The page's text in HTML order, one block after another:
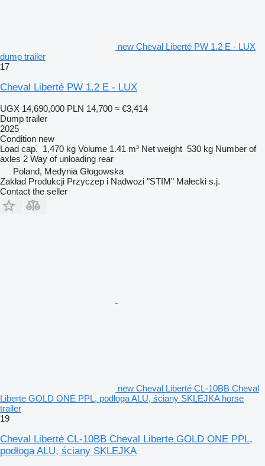
new Cheval Liberté PW 1.2 E - LUX
dump trailer
17
Cheval Liberté PW 1.2 E - LUX
UGX 14,690,000 PLN 14,700 ≈ €3,414
Dump trailer
2025
Condition new
Load cap. 1,470 kg Volume 1.41 m³ Net weight 530 kg Number of
axles 2 Way of unloading rear
Poland, Medynia Głogowska
Zakład Produkcji Przyczep i Nadwozi "STIM" Małecki s.j.
Contact the seller
new Cheval Liberté CL-10BB Cheval
Liberte GOLD ONE PPL, podłoga ALU, ściany SKLEJKA horse
trailer
19
Cheval Liberté CL-10BB Cheval Liberte GOLD ONE PPL,
podłoga ALU, ściany SKLEJKA